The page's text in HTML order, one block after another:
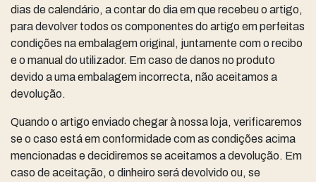
dias de calendário, a contar do dia em que recebeu o artigo,
para devolver todos os componentes do artigo em perfeitas
condições na embalagem original, juntamente com o recibo
e o manual do utilizador. Em caso de danos no produto
devido a uma embalagem incorrecta, não aceitamos a
devolução.
Quando o artigo enviado chegar à nossa loja, verificaremos
se o caso está em conformidade com as condições acima
mencionadas e decidiremos se aceitamos a devolução. Em
caso de aceitação, o dinheiro será devolvido ou, se